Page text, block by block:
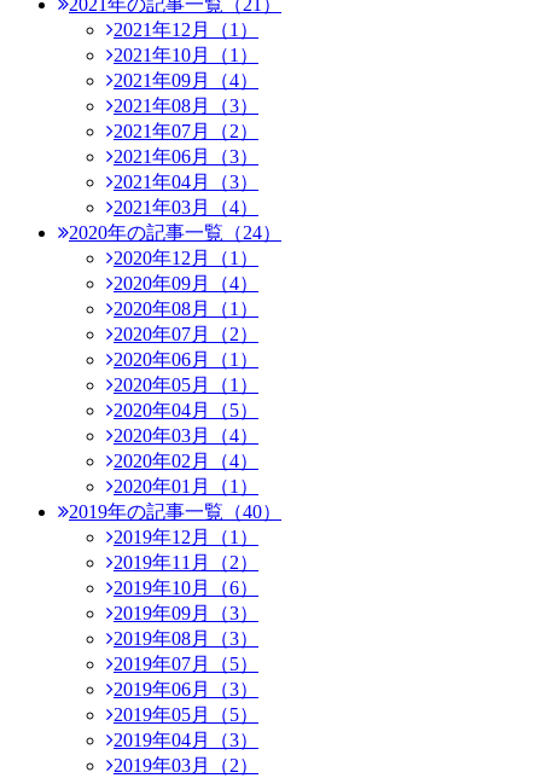
2021年の記事一覧（21）
2021年12月（1）
2021年10月（1）
2021年09月（4）
2021年08月（3）
2021年07月（2）
2021年06月（3）
2021年04月（3）
2021年03月（4）
2020年の記事一覧（24）
2020年12月（1）
2020年09月（4）
2020年08月（1）
2020年07月（2）
2020年06月（1）
2020年05月（1）
2020年04月（5）
2020年03月（4）
2020年02月（4）
2020年01月（1）
2019年の記事一覧（40）
2019年12月（1）
2019年11月（2）
2019年10月（6）
2019年09月（3）
2019年08月（3）
2019年07月（5）
2019年06月（3）
2019年05月（5）
2019年04月（3）
2019年03月（2）